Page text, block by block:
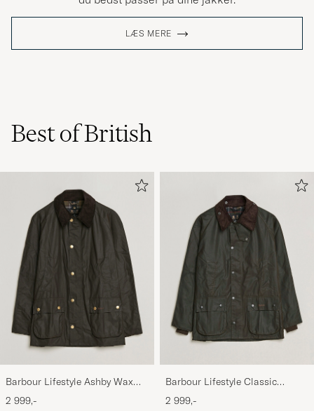
LÆS MERE
Best of British
Barbour Lifestyle Ashby Wax
Jacket Olive
2 999,-
Barbour Lifestyle Classic
Bedale Jacket Olive
2 999,-